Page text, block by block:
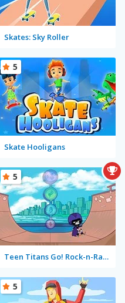
Skates: Sky Roller
Skate Hooligans
5
Teen Titans Go! Rock-n-Raven
5
5